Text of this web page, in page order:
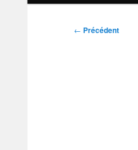
Navigation
← Précédent